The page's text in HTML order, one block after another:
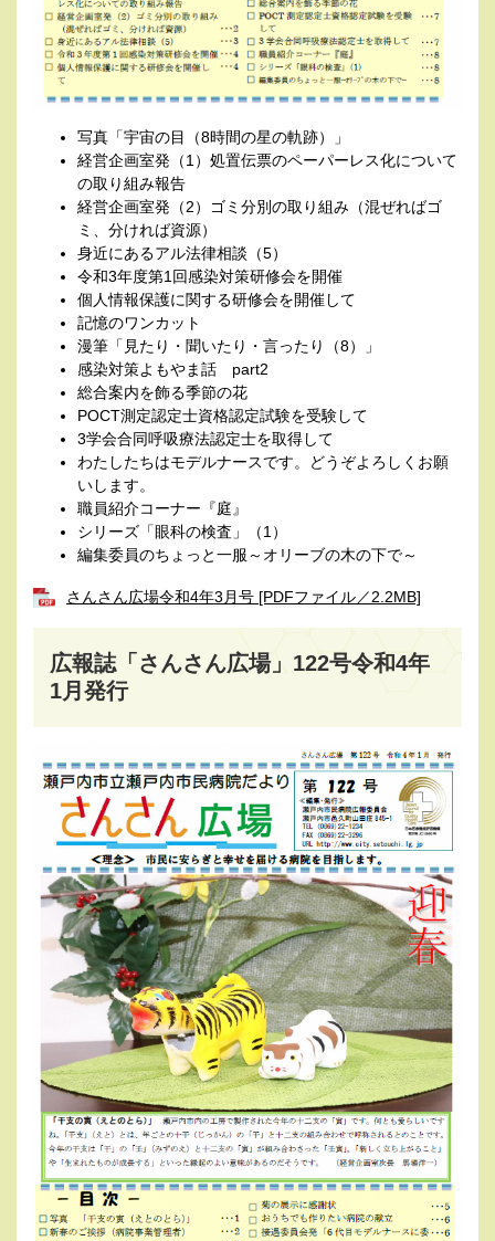
写真「宇宙の目（8時間の星の軌跡）」
経営企画室発（1）処置伝票のペーパーレス化について
の取り組み報告
経営企画室発（2）ゴミ分別の取り組み（混ぜればゴ
ミ、分ければ資源）
身近にあるアル法律相談（5）
令和3年度第1回感染対策研修会を開催
個人情報保護に関する研修会を開催して
記憶のワンカット
漫筆「見たり・聞いたり・言ったり（8）」
感染対策よもやま話 part2
総合案内を飾る季節の花
POCT測定認定士資格認定試験を受験して
3学会合同呼吸療法認定士を取得して
わたしたちはモデルナースです。どうぞよろしくお願
いします。
職員紹介コーナー『庭』
シリーズ「眼科の検査」（1）
編集委員のちょっと一服～オリーブの木の下で～
さんさん広場令和4年3月号 [PDFファイル／2.2MB]
広報誌「さんさん広場」122号令和4年
1月発行